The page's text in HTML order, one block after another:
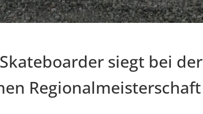
siegt bei der
Regionalmeisterschaft